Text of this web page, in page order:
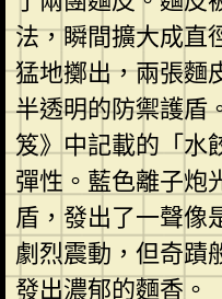
法，瞬間擴大成直
猛地擲出，兩張麵
半透明的防禦護盾
笈》中記載的「水
彈性。藍色離子炮
盾，發出了一聲像
劇烈震動，但奇蹟
發出濃郁的麵香。